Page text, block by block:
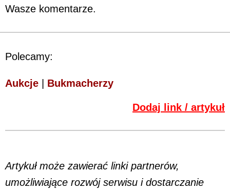
Wasze komentarze.
Polecamy:
Aukcje Bukmacherzy
Dodaj link / artykuł
Artykuł może zawierać linki partnerów,
umożliwiające rozwój serwisu i dostarczanie